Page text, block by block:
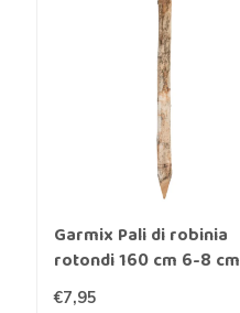
Garmix Pali di robinia
rotondi 160 cm 6-8 cm
€7,95